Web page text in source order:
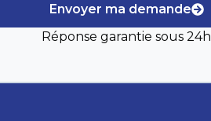
Envoyer ma demande
Réponse garantie sous 24h